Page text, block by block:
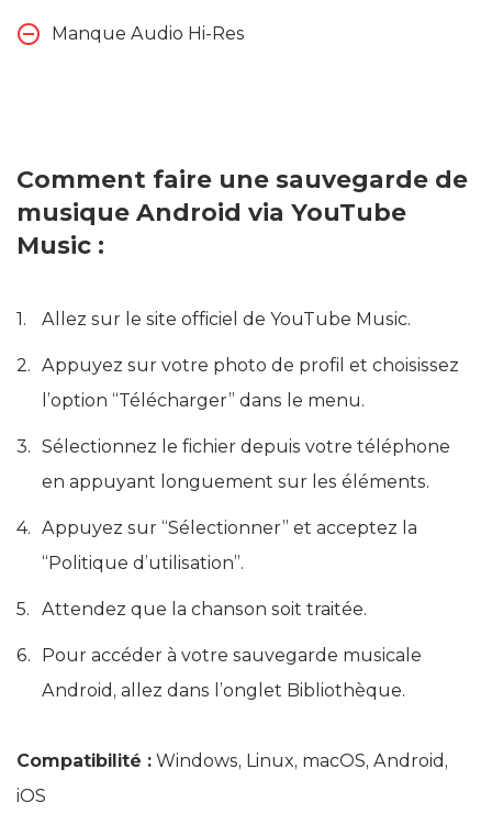
Manque Audio Hi-Res
Comment faire une sauvegarde de
musique Android via YouTube
Music :
Allez sur le site officiel de YouTube Music.
Appuyez sur votre photo de profil et choisissez
l’option “Télécharger” dans le menu.
Sélectionnez le fichier depuis votre téléphone
en appuyant longuement sur les éléments.
Appuyez sur “Sélectionner” et acceptez la
“Politique d’utilisation”.
Attendez que la chanson soit traitée.
Pour accéder à votre sauvegarde musicale
Android, allez dans l’onglet Bibliothèque.
Compatibilité : Windows, Linux, macOS, Android,
iOS